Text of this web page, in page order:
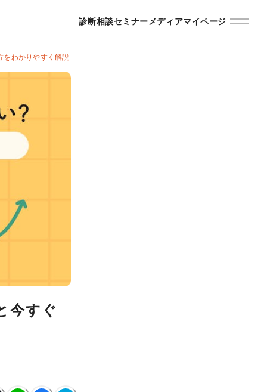
診断相談セミナーメディアマイページ
をわかりやすく解説
今すぐ